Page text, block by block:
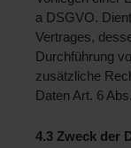
a DSGVO.
Vertrages,
Durchführung
zusätzliche
Daten Art. 6
4.3 Zweck der